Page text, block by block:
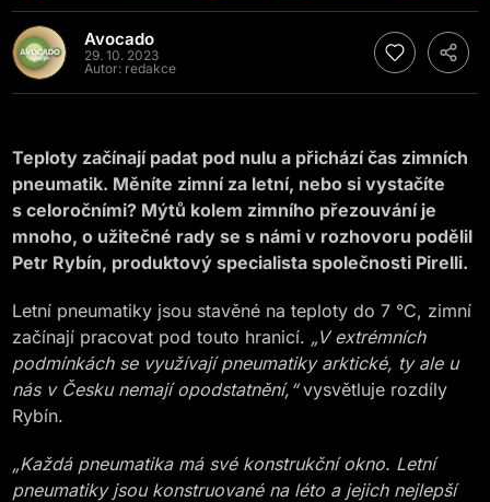
Avocado
29. 10. 2023
Autor: redakce
Teploty začínají padat pod nulu a přichází čas zimních
pneumatik. Měníte zimní za letní, nebo si vystačíte
s celoročními? Mýtů kolem zimního přezouvání je
mnoho, o užitečné rady se s námi v rozhovoru podělil
Petr Rybín, produktový specialista společnosti Pirelli.
Letní pneumatiky jsou stavěné na teploty do 7 °C, zimní
začínají pracovat pod touto hranicí. „V extrémních
podmínkách se využívají pneumatiky arktické, ty ale u
nás v Česku nemají opodstatnění,“vysvětluje rozdíly
Rybín.
„Každá pneumatika má své konstrukční okno. Letní
pneumatiky jsou konstruované na léto a jejich nejlepší